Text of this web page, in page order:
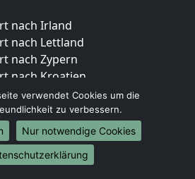
nach Irland
nach Lettland
nach Zypern
nach Kroatien
nach Estland
nach Finnland
nach Frankreich
nach Griechenland
nach Italien
verwendet Cookies um die
zu verbessern.
Nur notwendige Cookies